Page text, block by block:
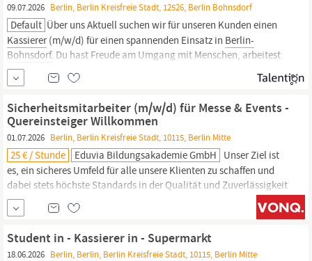
09.07.2026 Berlin, Berlin Kreisfreie Stadt, 12526, Berlin Bohnsdorf
Default Über uns Aktuell suchen wir für unseren Kunden einen
Kassierer(m/w/d) für einen spannenden Einsatz in Berlin-
Bohnsdorf. Du hast Freude am Umgang mit Menschen, arbeitest
sorgfältig und behältst auch in lebhaften Situationen den
Überblick? Dann erwartet dich eine abwechslungsreiche Tätigkeit
im direkten Kundenkontakt in einem modernen...
Sicherheitsmitarbeiter (m/w/d) für Messe & Events -
Quereinsteiger Willkommen
01.07.2026 Berlin, Berlin Kreisfreie Stadt, 10115, Berlin Mitte
25 € / Stunde Eduvia Bildungsakademie GmbH Unser Ziel ist
es, ein sicheres Umfeld für alle unsere Klienten zu schaffen und
dabei stets höchste Standards in der Qualität und Zuverlässigkeit
unserer Dienstleistungen zu gewährleisten. Zur Verstärkung
unseres Teams suchen wir motivierte und zuverlässige
Quereinsteiger Willkommen im RaumBerlin.
Student in - Kassierer in - Supermarkt
18.06.2026 Berlin, Berlin, Berlin Kreisfreie Stadt, 10115, Berlin Mitte